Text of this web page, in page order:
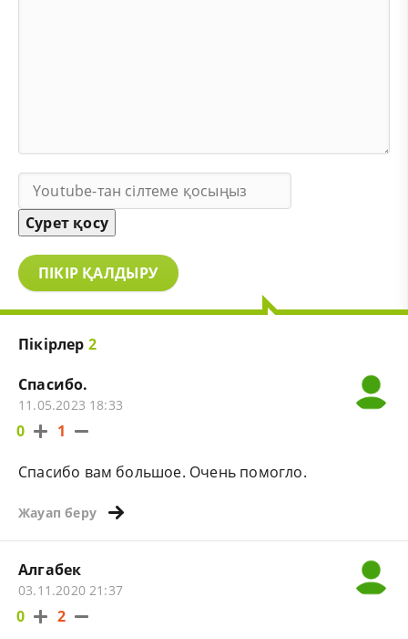
Сурет қосу
ПІКІР ҚАЛДЫРУ
Пікірлер 2
Спасибо.
11.05.2023 18:33
0 1
Спасибо вам большое. Очень помогло.
Жауап беру
Алгабек
03.11.2020 21:37
0 2